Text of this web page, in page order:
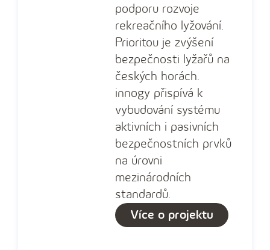
podporu rozvoje
rekreačního lyžování.
Prioritou je zvýšení
bezpečnosti lyžařů na
českých horách.
innogy přispívá k
vybudování systému
aktivních i pasivních
bezpečnostních prvků
na úrovni
mezinárodních
standardů.
Více o projektu